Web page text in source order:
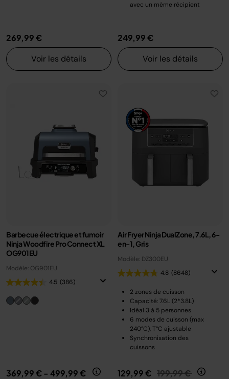
269,99 €
Voir les détails
avec un même récipient
249,99 €
Voir les détails
Barbecue électrique et fumoir
Ninja Woodfire Pro Connect XL
OG901EU
Modèle: OG901EU
4.5 (386)
369,99 €- 499,99 €
Air Fryer Ninja DualZone, 7.6L, 6-
en-1, Gris
Modèle: DZ300EU
4.8 (8648)
2 zones de cuisson
Capacité: 7.6L (2*3.8L)
Idéal 3 à 5 personnes
6 modes de cuisson (max
240°C), T°C ajustable
Synchronisation des
cuissons
129,99 € Prix réduit de
199,99 € au